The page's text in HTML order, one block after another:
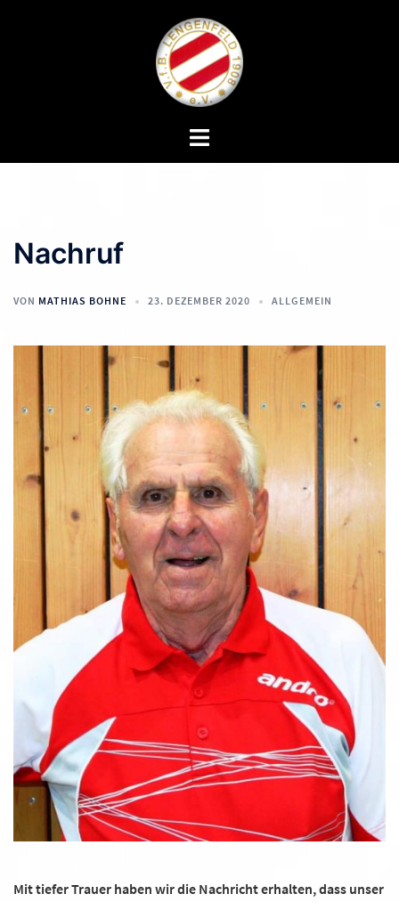
Menü
Nachruf
VON MATHIAS BOHNE 23. DEZEMBER 2020 ALLGEMEIN
Mit tiefer Trauer haben wir die Nachricht erhalten, dass unser